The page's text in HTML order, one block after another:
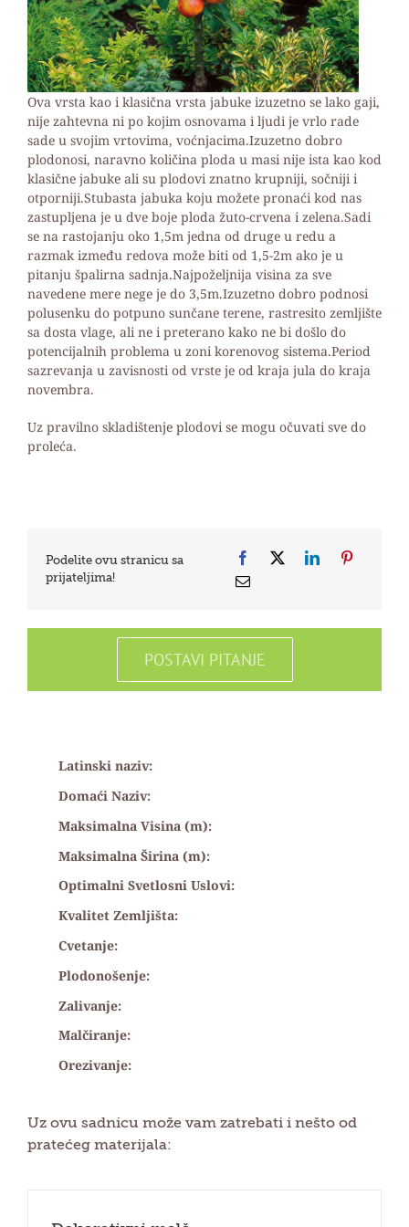
Ova vrsta kao i klasična vrsta jabuke izuzetno se lako gaji,
nije zahtevna ni po kojim osnovama i ljudi je vrlo rade
sade u svojim vrtovima, voćnjacima.Izuzetno dobro
plodonosi, naravno količina ploda u masi nije ista kao kod
klasične jabuke ali su plodovi znatno krupniji, sočniji i
otporniji.Stubasta jabuka koju možete pronaći kod nas
zastupljena je u dve boje ploda žuto-crvena i zelena.Sadi
se na rastojanju oko 1,5m jedna od druge u redu a
razmak između redova može biti od 1,5-2m ako je u
pitanju špalirna sadnja.Najpoželjnija visina za sve
navedene mere nege je do 3,5m.Izuzetno dobro podnosi
polusenku do potpuno sunčane terene, rastresito zemljište
sa dosta vlage, ali ne i preterano kako ne bi došlo do
potencijalnih problema u zoni korenovog sistema.Period
sazrevanja u zavisnosti od vrste je od kraja jula do kraja
novembra.
Uz pravilno skladištenje plodovi se mogu očuvati sve do
proleća.
Podelite ovu stranicu sa
prijateljima!
POSTAVI PITANJE
Latinski naziv:
Domaći Naziv:
Maksimalna Visina (m):
Maksimalna Širina (m):
Optimalni Svetlosni Uslovi:
Kvalitet Zemljišta:
Cvetanje:
Plodonošenje:
Zalivanje:
Malčiranje:
Orezivanje:
Uz ovu sadnicu može vam zatrebati i nešto od
pratećeg materijala: